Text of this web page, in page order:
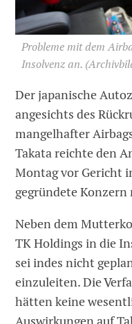
Probleme mit dem
Insolvenz an.
Der japanische
angesichts des
mangelhafter
Takata reichte den
Montag vor Gericht
gegründete
Neben dem
TK Holdings in die
sei indes nicht
einzuleiten. Die
hätten keine